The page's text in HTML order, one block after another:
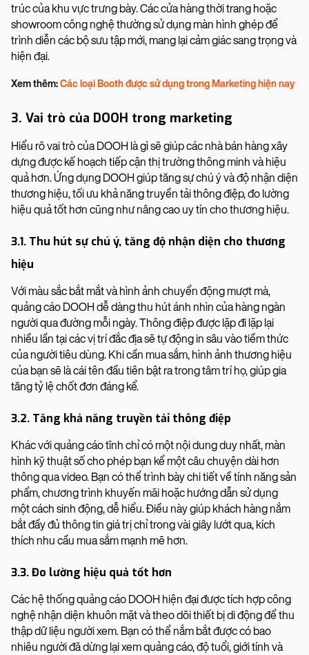
trúc của khu vực trưng bày. Các cửa hàng thời trang hoặc
showroom công nghệ thường sử dụng màn hình ghép để
trình diễn các bộ sưu tập mới, mang lại cảm giác sang trọng và
hiện đại.
Xem thêm:Các loại Booth được sử dụng trong Marketing hiện nay
3. Vai trò của DOOH trong marketing
Hiểu rõ vai trò của DOOH là gì sẽ giúp các nhà bán hàng xây
dựng được kế hoạch tiếp cận thị trường thông minh và hiệu
quả hơn. Ứng dụng DOOH giúp tăng sự chú ý và độ nhận diện
thương hiệu, tối ưu khả năng truyền tải thông điệp, đo lường
hiệu quả tốt hơn cũng như nâng cao uy tín cho thương hiệu.
3.1. Thu hút sự chú ý, tăng độ nhận diện cho thương
hiệu
Với màu sắc bắt mắt và hình ảnh chuyển động mượt mà,
quảng cáo DOOH dễ dàng thu hút ánh nhìn của hàng ngàn
người qua đường mỗi ngày. Thông điệp được lặp đi lặp lại
nhiều lần tại các vị trí đắc địa sẽ tự động in sâu vào tiềm thức
của người tiêu dùng. Khi cần mua sắm, hình ảnh thương hiệu
của bạn sẽ là cái tên đầu tiên bật ra trong tâm trí họ, giúp gia
tăng tỷ lệ chốt đơn đáng kể.
3.2. Tăng khả năng truyền tải thông điệp
Khác với quảng cáo tĩnh chỉ có một nội dung duy nhất, màn
hình kỹ thuật số cho phép bạn kể một câu chuyện dài hơn
thông qua video. Bạn có thể trình bày chi tiết về tính năng sản
phẩm, chương trình khuyến mãi hoặc hướng dẫn sử dụng
một cách sinh động, dễ hiểu. Điều này giúp khách hàng nắm
bắt đầy đủ thông tin giá trị chỉ trong vài giây lướt qua, kích
thích nhu cầu mua sắm mạnh mẽ hơn.
3.3. Đo lường hiệu quả tốt hơn
Các hệ thống quảng cáo DOOH hiện đại được tích hợp công
nghệ nhận diện khuôn mặt và theo dõi thiết bị di động để thu
thập dữ liệu người xem. Bạn có thể nắm bắt được có bao
nhiêu người đã dừng lại xem quảng cáo, độ tuổi, giới tính và